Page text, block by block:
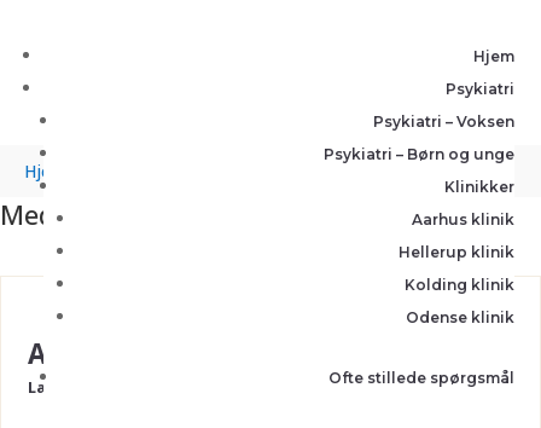
Hjem
Psykiatri
Psykiatri – Voksen
Psykiatri – Børn og unge
Klinikker
Aarhus klinik
Hellerup klinik
Kolding klinik
Odense klinik
Ofte stillede spørgsmål
Hjem
Medarbejdere
Annette Muhl
Lægesekretær